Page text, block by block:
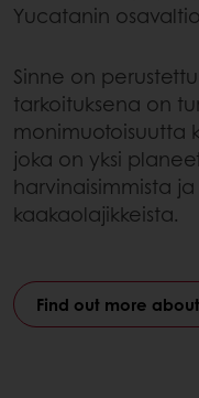
Yucatanin
Sinne on
tarkoituksena on
monimuotoisuutta
joka on yksi
harvinaisimmista
kaakaolajikkeista.
Find out more